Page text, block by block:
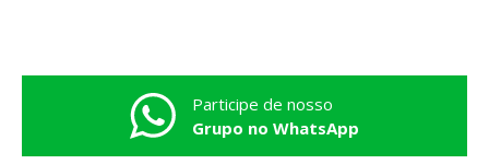
Participe de nosso
Grupo no WhatsApp